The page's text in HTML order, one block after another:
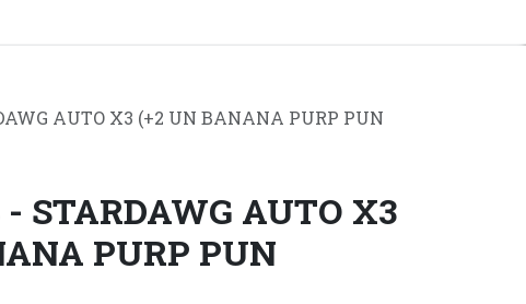
AUTO X3 (+2 UN BANANA PURP PUN
- STARDAWG AUTO X3
PURP PUN